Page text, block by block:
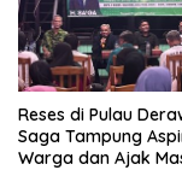
Reses di Pulau
Saga Tampung
Warga dan Ajak